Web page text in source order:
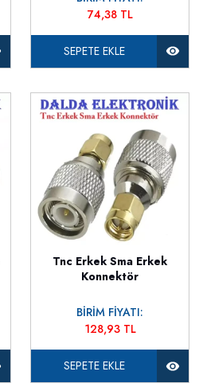
74,38 TL
SEPETE EKLE
Tnc Erkek Sma Erkek
Konnektör
BİRİM FİYATI:
128,93 TL
SEPETE EKLE